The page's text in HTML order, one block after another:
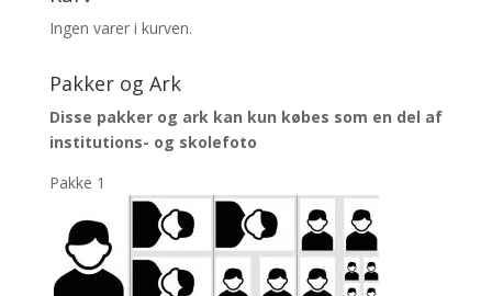
Ingen varer i kurven.
Pakker og Ark
Disse pakker og ark kan kun købes som en del af
institutions- og skolefoto
Pakke 1